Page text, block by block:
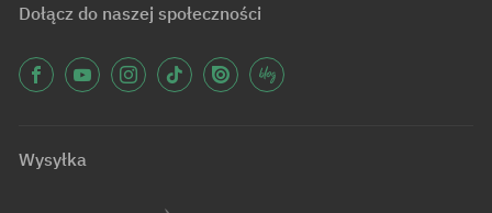
Dołącz do naszej społeczności
Wysyłka